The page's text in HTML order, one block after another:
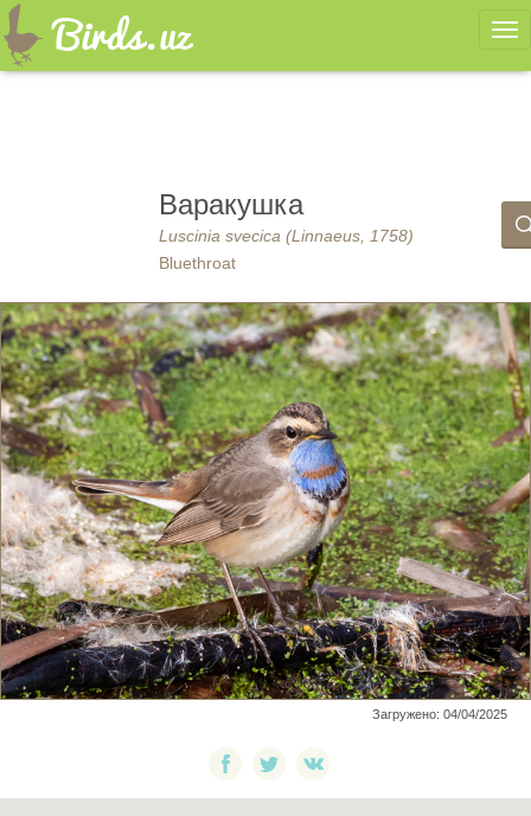
Варакушка
Luscinia svecica (Linnaeus, 1758)
Bluethroat
Загружено: 04/04/2025